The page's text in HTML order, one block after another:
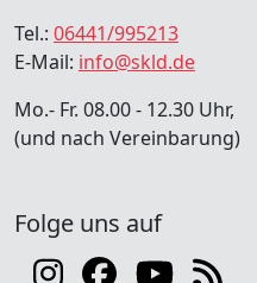
Tel.: 06441/995213
E-Mail: info@skld.de
Mo.- Fr. 08.00 - 12.30 Uhr,
(und nach Vereinbarung)
Folge uns auf